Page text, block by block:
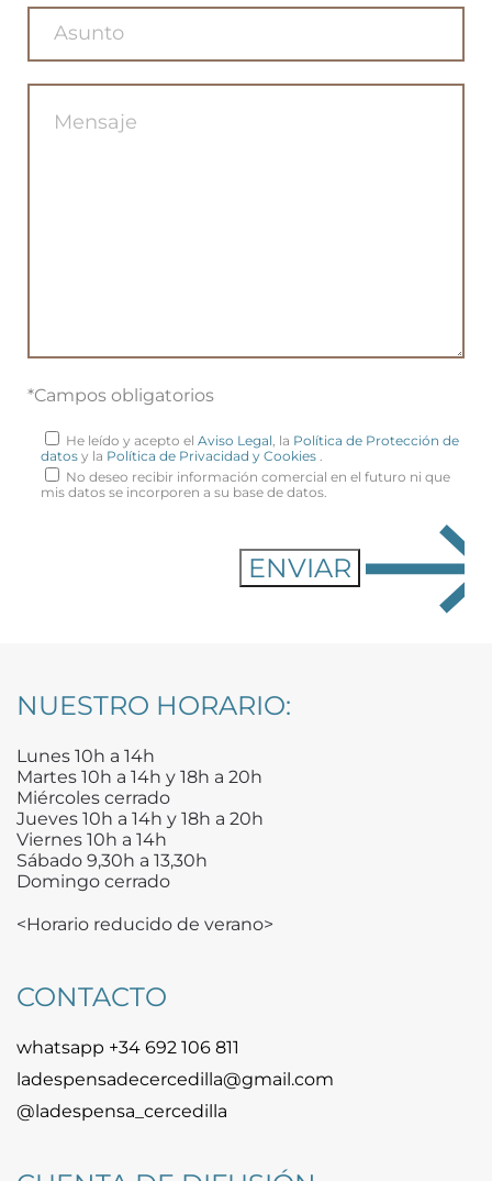
*Campos obligatorios
He leído y acepto el Aviso Legal, la Política de Protección de
datos y la Política de Privacidad y Cookies .
No deseo recibir información comercial en el futuro ni que
mis datos se incorporen a su base de datos.
NUESTRO HORARIO:
Lunes 10h a 14h
Martes 10h a 14h y 18h a 20h
Miércoles cerrado
Jueves 10h a 14h y 18h a 20h
Viernes 10h a 14h
Sábado 9,30h a 13,30h
Domingo cerrado
<Horario reducido de verano>
CONTACTO
whatsapp +34 692 106 811
ladespensadecercedilla@gmail.com
@ladespensa_cercedilla